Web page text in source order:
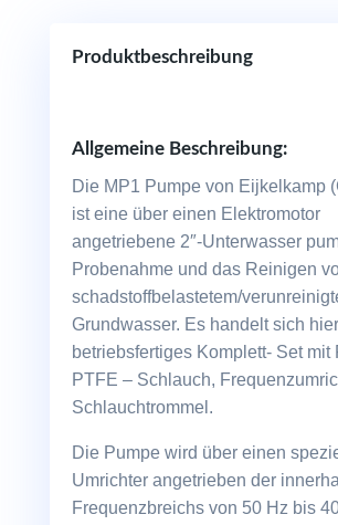
Zubehör
Produktbeschreibung
Allgemeine Beschreibung:
Die MP1 Pumpe von Eijkelkamp
ist eine über einen Elektromotor
angetriebene 2″-Unterwasser
Probenahme und das Reinigen
schadstoffbelastetem/
Grundwasser. Es handelt sich
betriebsfertiges Komplett- Set mit
PTFE – Schlauch,
Schlauchtrommel.
Die Pumpe wird über einen
Umrichter angetrieben der
Frequenzbreichs von 50 Hz bis